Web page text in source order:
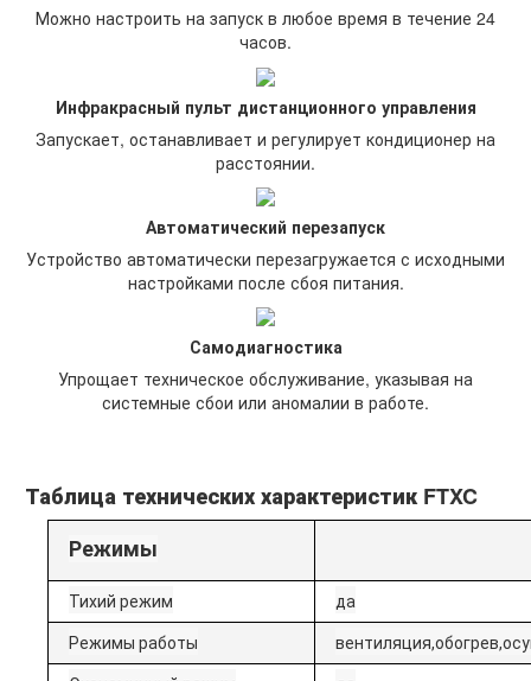
Можно настроить на запуск в любое время в течение 24
часов.
Инфракрасный пульт дистанционного управления
Запускает, останавливает и регулирует кондиционер на
расстоянии.
Автоматический перезапуск
Устройство автоматически перезагружается с исходными
настройками после сбоя питания.
Самодиагностика
Упрощает техническое обслуживание, указывая на
системные сбои или аномалии в работе.
Таблица технических характеристик FTXC
Режимы
Тихий режим да
Режимы работы